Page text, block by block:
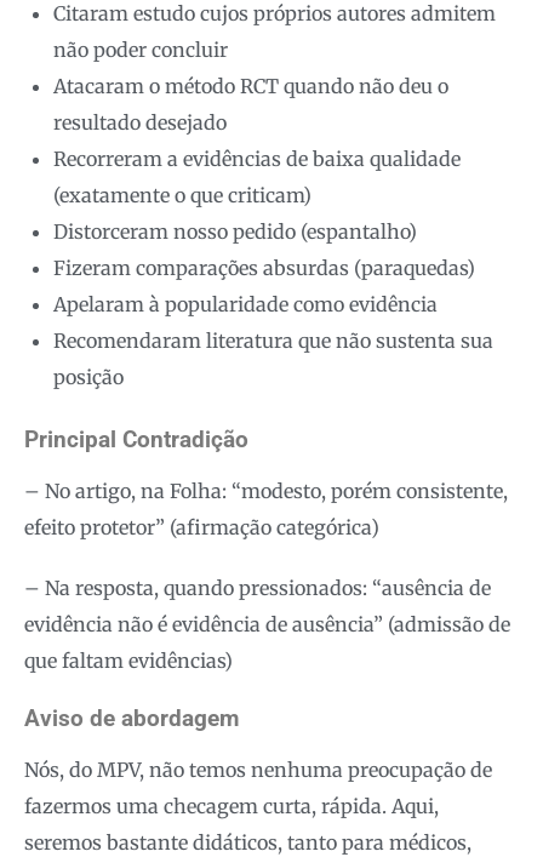
Citaram estudo cujos próprios autores admitem
não poder concluir
Atacaram o método RCT quando não deu o
resultado desejado
Recorreram a evidências de baixa qualidade
(exatamente o que criticam)
Distorceram nosso pedido (espantalho)
Fizeram comparações absurdas (paraquedas)
Apelaram à popularidade como evidência
Recomendaram literatura que não sustenta sua
posição
Principal Contradição
– No artigo, na Folha: “modesto, porém consistente,
efeito protetor” (afirmação categórica)
– Na resposta, quando pressionados: “ausência de
evidência não é evidência de ausência” (admissão de
que faltam evidências)
Aviso de abordagem
Nós, do MPV, não temos nenhuma preocupação de
fazermos uma checagem curta, rápida. Aqui,
seremos bastante didáticos, tanto para médicos,